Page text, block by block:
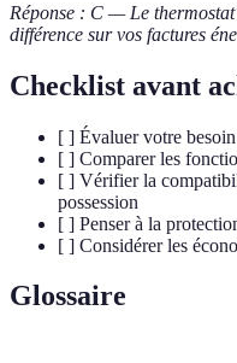
Réponse : C — Le
différence sur vos factures
Checklist avant
[ ] Évaluer votre
[ ] Comparer les
[ ] Vérifier la
possession
[ ] Penser à la
[ ] Considérer les
Glossaire